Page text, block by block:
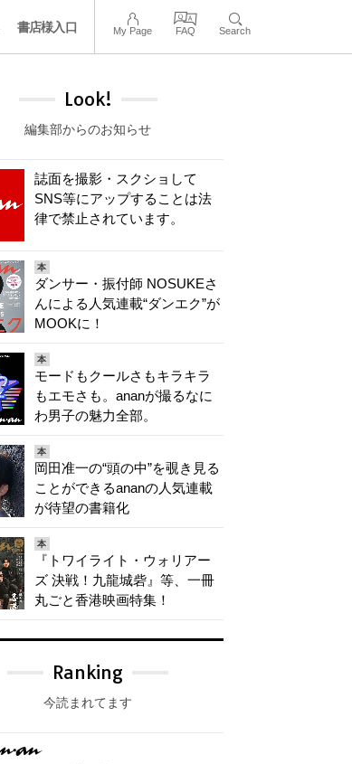
書店様入口 My Page FAQ Search
Look!
編集部からのお知らせ
誌面を撮影・スクショして
SNS等にアップすることは法
律で禁止されています。
本
ダンサー・振付師 NOSUKEさ
んによる人気連載“ダンエク”が
MOOKに！
本
モードもクールさもキラキラ
もエモさも。ananが撮るなに
わ男子の魅力全部。
本
岡田准一の“頭の中”を覗き見る
ことができるananの人気連載
が待望の書籍化
本
『トワイライト・ウォリアー
ズ 決戦！九龍城砦』等、一冊
丸ごと香港映画特集！
Ranking
今読まれてます